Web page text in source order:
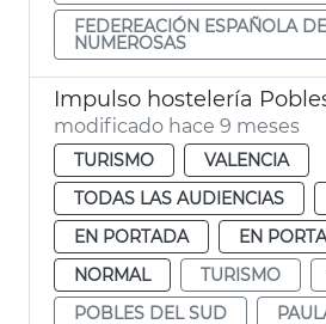
FEDEREACIÓN ESPAÑOLA
NUMEROSAS
Impulso hostelería
modificado hace 9 meses
TURISMO
VALENCIA
TODAS LAS AUDIENCIAS
EN PORTADA
EN
NORMAL
TURISMO
POBLES DEL SUD